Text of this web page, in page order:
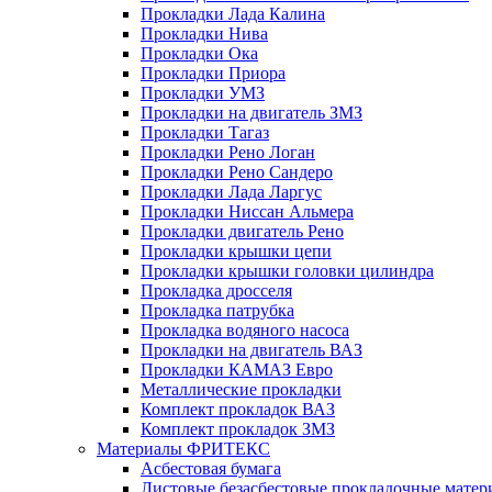
Прокладки Лада Калина
Прокладки Нива
Прокладки Ока
Прокладки Приора
Прокладки УМЗ
Прокладки на двигатель ЗМЗ
Прокладки Тагаз
Прокладки Рено Логан
Прокладки Рено Сандеро
Прокладки Лада Ларгус
Прокладки Ниссан Альмера
Прокладки двигатель Рено
Прокладки крышки цепи
Прокладки крышки головки цилиндра
Прокладка дросселя
Прокладка патрубка
Прокладка водяного насоса
Прокладки на двигатель ВАЗ
Прокладки КАМАЗ Евро
Металлические прокладки
Комплект прокладок ВАЗ
Комплект прокладок ЗМЗ
Материалы ФРИТЕКС
Асбестовая бумага
Листовые безасбестовые прокладочные